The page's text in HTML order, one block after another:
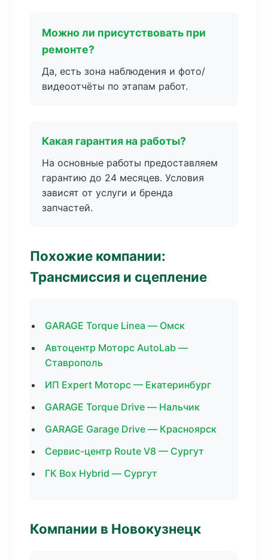
Можно ли присутствовать при
ремонте?
Да, есть зона наблюдения и фото/
видеоотчёты по этапам работ.
Какая гарантия на работы?
На основные работы предоставляем
гарантию до 24 месяцев. Условия
зависят от услуги и бренда
запчастей.
Похожие компании:
Трансмиссия и сцепление
GARAGE Torque Linea — Омск
Автоцентр Моторс AutoLab —
Ставрополь
ИП Expert Моторс — Екатеринбург
GARAGE Torque Drive — Нальчик
GARAGE Garage Drive — Красноярск
Сервис-центр Route V8 — Сургут
ГК Box Hybrid — Сургут
Компании в Новокузнецк